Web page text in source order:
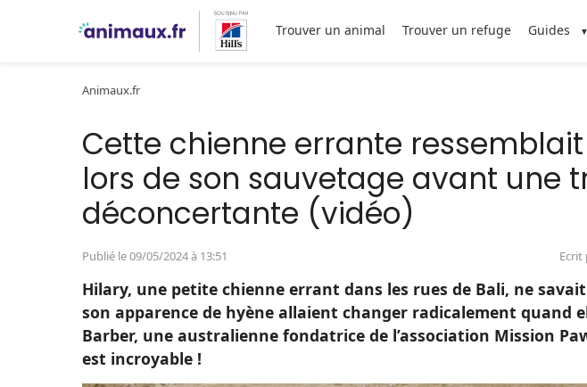
Trouver un animal Trouver un refuge Guides
Animaux.fr
Cette chienne errante
lors de son sauvetage avant une
déconcertante (vidéo)
Publié le 09/05/2024 à 13:51 Ecrit
Hilary, une petite chienne errant dans les rues de Bali, ne
son apparence de hyène allaient changer radicalement quand
Barber, une australienne fondatrice de l’association Mission
est incroyable !